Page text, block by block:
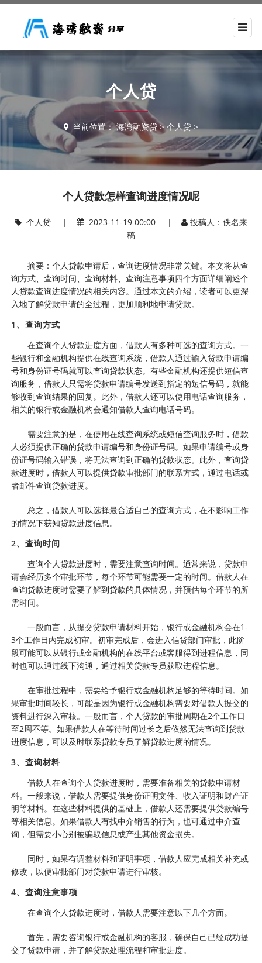
个人贷
当前位置：海湾融资贷>个人贷>
个人贷款怎样查询进度情况呢
个人贷| 2023-11-19 00:00 |
投稿人：佚名来
稿
摘要：个人贷款申请后，查询进度情况非常关键。本文将从查
询方式、查询时间、查询材料、查询注意事项四个方面详细阐述个
人贷款查询进度情况的相关内容。通过本文的介绍，读者可以更深
入地了解贷款申请的全过程，更加顺利地申请贷款。
1、查询方式
在查询个人贷款进度方面，借款人有多种可选的查询方式。一
些银行和金融机构提供在线查询系统，借款人通过输入贷款申请编
号和身份证号码就可以查询贷款状态。有些金融机构还提供短信查
询服务，借款人只需将贷款申请编号发送到指定的短信号码，就能
够收到查询结果的回复。此外，借款人还可以使用电话查询服务，
相关的银行或金融机构会通知借款人查询电话号码。
需要注意的是，在使用在线查询系统或短信查询服务时，借款
人必须提供正确的贷款申请编号和身份证号码。如果申请编号或身
份证号码输入错误，将无法查询到正确的贷款状态。此外，查询贷
款进度时，借款人可以提供贷款审批部门的联系方式，通过电话或
者邮件查询贷款进度。
总之，借款人可以选择最合适自己的查询方式，在不影响工作
的情况下获知贷款进度信息。
2、查询时间
查询个人贷款进度时，需要注意查询时间。通常来说，贷款申
请会经历多个审批环节，每个环节可能需要一定的时间。借款人在
查询贷款进度时需要了解到贷款的具体情况，并预估每个环节的所
需时间。
一般而言，从提交贷款申请材料开始，银行或金融机构会在1-
3个工作日内完成初审。初审完成后，会进入信贷部门审批，此阶
段可能可以从银行或金融机构的在线平台或客服得到进程信息，同
时也可以通过线下沟通，通过相关贷款专员获取进程信息。
在审批过程中，需要给予银行或金融机构足够的等待时间。如
果审批时间较长，可能是因为银行或金融机构需要对借款人提交的
资料进行深入审核。一般而言，个人贷款的审批周期在2个工作日
至2周不等。如果借款人在等待时间过长之后依然无法查询到贷款
进度信息，可以及时联系贷款专员了解贷款进度的情况。
3、查询材料
借款人在查询个人贷款进度时，需要准备相关的贷款申请材
料。一般来说，借款人需要提供身份证明文件、收入证明和财产证
明等材料。在这些材料提供的基础上，借款人还需要提供贷款编号
等相关信息。如果借款人有找中介销售的行为，也可通过中介查
询，但需要小心别被骗取信息或产生其他资金损失。
同时，如果有调整材料和证明事项，借款人应完成相关补充或
修改，以便审批部门对贷款申请进行审核。
4、查询注意事项
在查询个人贷款进度时，借款人需要注意以下几个方面。
首先，需要咨询银行或金融机构的客服，确保自己已经成功提
交了贷款申请，并了解贷款处理流程和审批进度。